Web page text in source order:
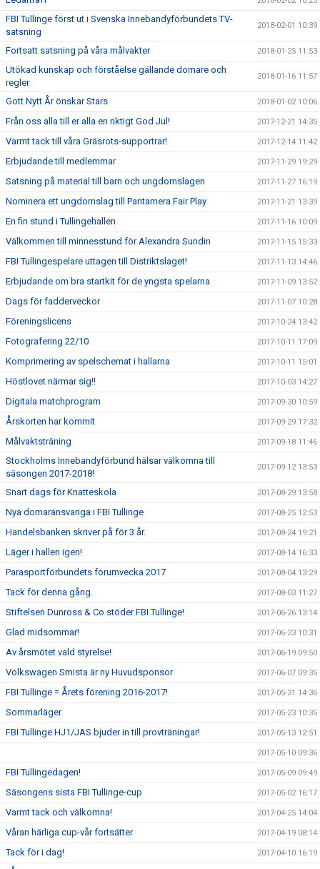
FBI Tullinge först ut i Svenska Innebandyförbundets TV-
satsning
2018-02-01 10:39
Fortsatt satsning på våra målvakter 2018-01-25 11:53
Utökad kunskap och förståelse gällande domare och
regler
2018-01-16 11:57
Gott Nytt År önskar Stars 2018-01-02 10:06
Från oss alla till er alla en riktigt God Jul! 2017-12-21 14:35
Varmt tack till våra Gräsrots-supportrar! 2017-12-14 11:42
Erbjudande till medlemmar 2017-11-29 19:29
Satsning på material till barn och ungdomslagen 2017-11-27 16:19
Nominera ett ungdomslag till Pantamera Fair Play 2017-11-21 13:39
En fin stund i Tullingehallen 2017-11-16 10:09
Välkommen till minnesstund för Alexandra Sundin 2017-11-15 15:33
FBI Tullingespelare uttagen till Distriktslaget! 2017-11-13 14:46
Erbjudande om bra startkit för de yngsta spelarna 2017-11-09 13:52
Dags för fadderveckor 2017-11-07 10:28
Föreningslicens 2017-10-24 13:42
Fotografering 22/10 2017-10-11 17:09
Komprimering av spelschemat i hallarna 2017-10-11 15:01
Höstlovet närmar sig!! 2017-10-03 14:27
Digitala matchprogram 2017-09-30 10:59
Årskorten har kommit 2017-09-29 17:32
Målvaktsträning 2017-09-18 11:46
Stockholms Innebandyförbund hälsar välkomna till
säsongen 2017-2018!
2017-09-12 13:53
Snart dags för Knatteskola 2017-08-29 13:58
Nya domaransvariga i FBI Tullinge 2017-08-25 12:53
Handelsbanken skriver på för 3 år. 2017-08-24 19:21
Läger i hallen igen! 2017-08-14 16:33
Parasportförbundets forumvecka 2017 2017-08-04 13:29
Tack för denna gång. 2017-08-03 11:27
Stiftelsen Dunross & Co stöder FBI Tullinge! 2017-06-26 13:14
Glad midsommar! 2017-06-23 10:31
Av årsmötet vald styrelse! 2017-06-19 09:50
Volkswagen Smista är ny Huvudsponsor 2017-06-07 09:35
FBI Tullinge = Årets förening 2016-2017! 2017-05-31 14:36
Sommarläger 2017-05-23 10:35
FBI Tullinge HJ1/JAS bjuder in till provträningar! 2017-05-13 12:51
2017-05-10 09:36
FBI Tullingedagen! 2017-05-09 09:49
Säsongens sista FBI Tullinge-cup 2017-05-02 16:17
Varmt tack och välkomna! 2017-04-25 14:04
Våran härliga cup-vår fortsätter 2017-04-19 08:14
Tack för i dag! 2017-04-10 16:19